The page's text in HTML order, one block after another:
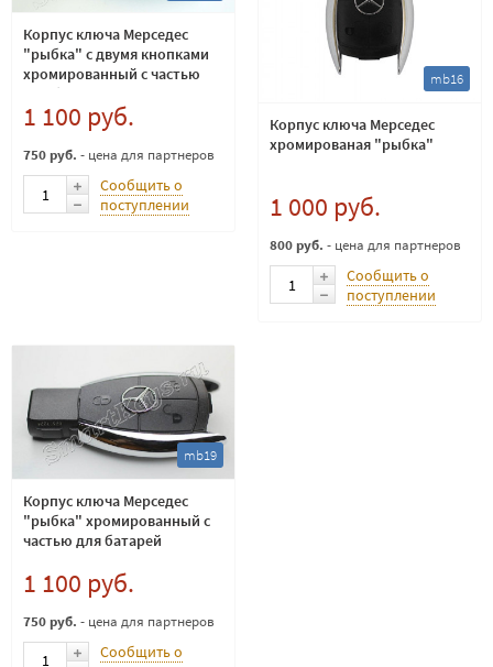
Корпус ключа Мерседес
"рыбка" с двумя кнопками
хромированный с частью
для батареи
1 100 руб.
750 руб. - цена для партнеров
Сообщить о
поступлении
mb16
Корпус ключа Мерседес
хромированая "рыбка"
1 000 руб.
800 руб. - цена для партнеров
Сообщить о
поступлении
mb19
Корпус ключа Мерседес
"рыбка" хромированный с
частью для батарей
1 100 руб.
750 руб. - цена для партнеров
Сообщить о